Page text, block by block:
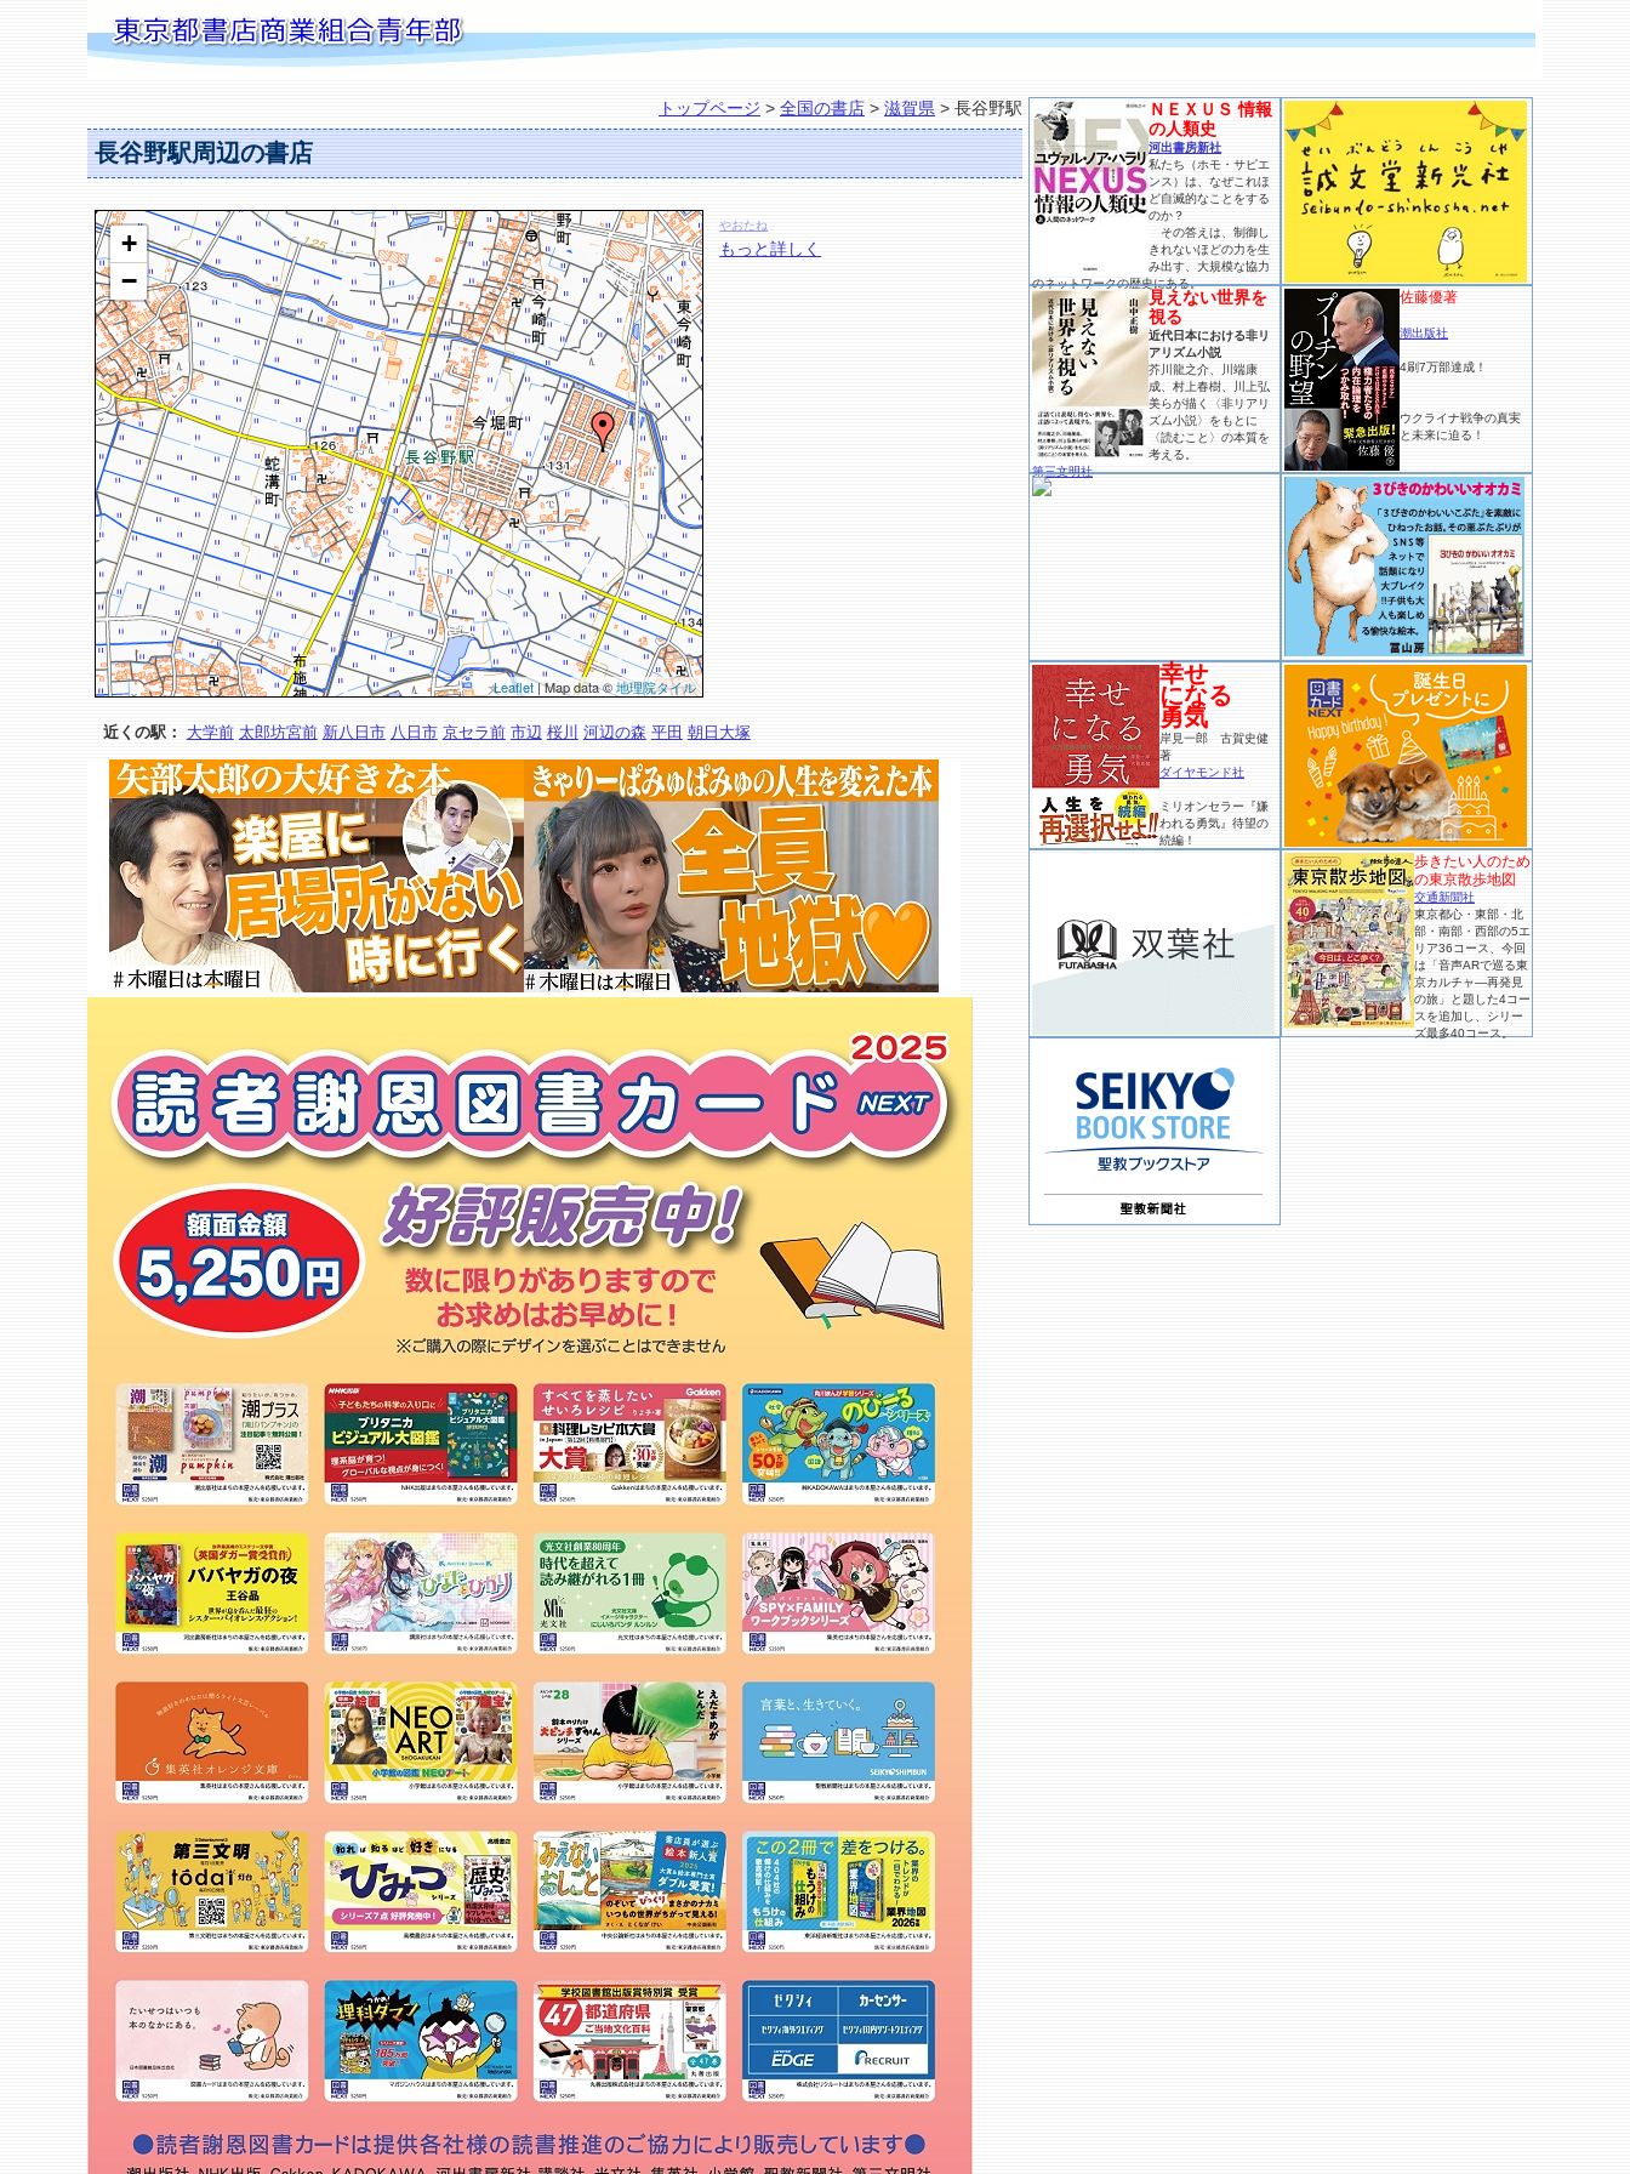
トップページ > 全国の書店 > 滋賀県 > 長谷野駅
長谷野駅周辺の書店
+
−
Leaflet| Map data ©地理院タイル
やおたね
もっと詳しく
近くの駅： 大学前 太郎坊宮前 新八日市 八日市 京セラ前 市辺 桜川 河辺の森 平田 朝日大塚
ＮＥＸＵＳ 情報
の人類史
河出書房新社
私たち（ホモ・サピエ
ンス）は、なぜこれほ
ど自滅的なことをする
のか？
その答えは、制御し
きれないほどの力を生
み出す、大規模な協力
のネットワークの歴史にある。
見えない世界を
視る
近代日本における非リ
アリズム小説
芥川龍之介、川端康
成、村上春樹、川上弘
美らが描く〈非リアリ
ズム小説〉をもとに
〈読むこと〉の本質を
考える。
第三文明社
佐藤優著
潮出版社
4刷7万部達成！
ウクライナ戦争の真実
と未来に迫る！
幸せ
になる
勇気
岸見一郎 古賀史健
著
ダイヤモンド社
ミリオンセラー『嫌
われる勇気』待望の
続編！
歩きたい人のため
の東京散歩地図
交通新聞社
東京都心・東部・北
部・南部・西部の5エ
リア36コース、今回
は「音声ARで巡る東
京カルチャ―再発見
の旅」と題した4コー
スを追加し、シリー
ズ最多40コース。